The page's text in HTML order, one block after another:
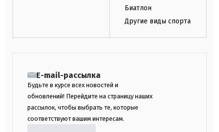
Биатлон
Другие виды спорта
E-mail-рассылка
Будьте в курсе всех новостей и
обновлений! Перейдите на страницу наших
рассылок, чтобы выбрать те, которые
соответствуют вашим интересам.